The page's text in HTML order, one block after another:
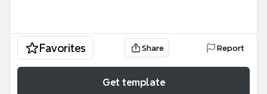
Favorites Share Report
Get template